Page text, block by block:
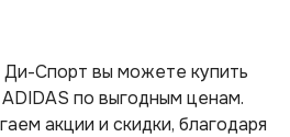
Ди-Спорт вы можете купить
по выгодным ценам.
акции и скидки, благодаря